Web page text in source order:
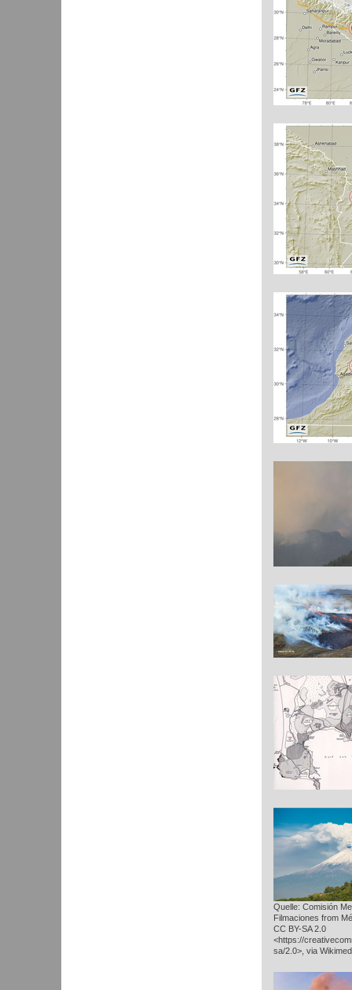
Quelle: Comisión
Filmaciones from
CC BY-SA 2.0
<https://
sa/2.0>, via